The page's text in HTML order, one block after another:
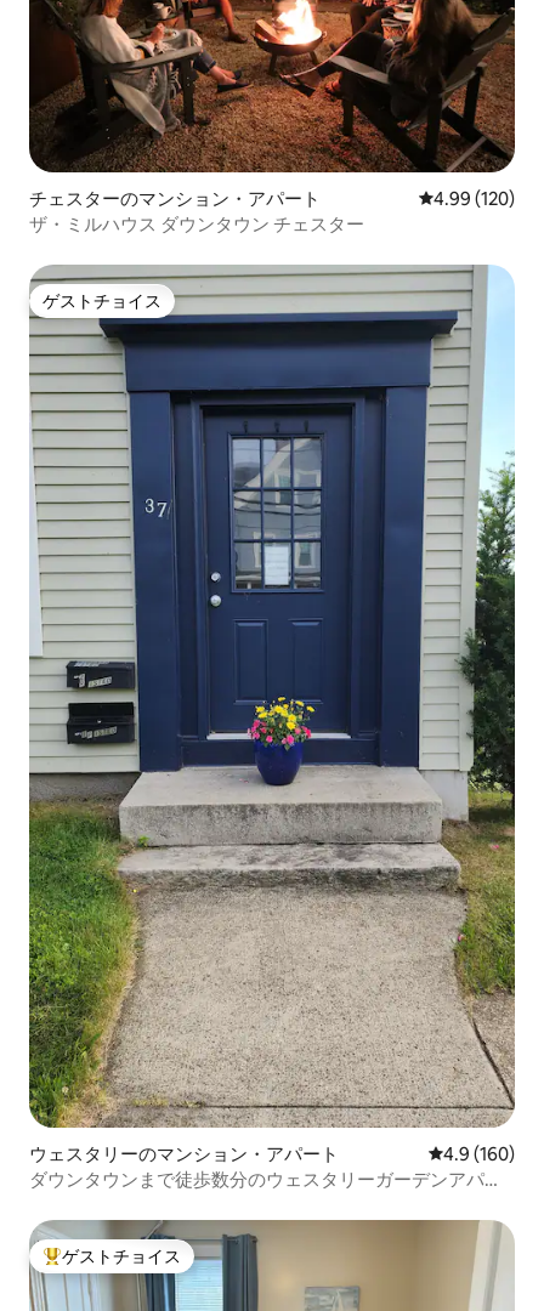
チェスターのマンション・アパート レビュー120
4.99 (120)
ザ・ミルハウス ダウンタウン チェスター
ゲストチョイス
ゲストチョイス
ウェスタリーのマンション・アパート レビュー160
4.9 (160)
ダウンタウンまで徒歩数分のウェスタリーガーデンアパー
大好評のゲストチョイスです。
ゲストチョイス